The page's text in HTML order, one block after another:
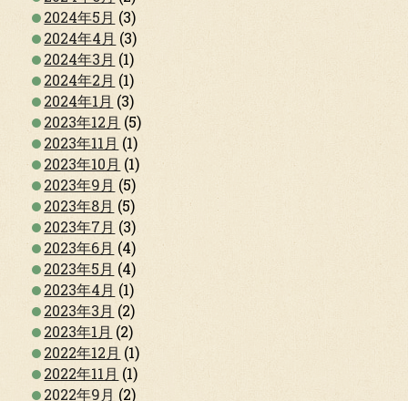
2024年5月 (3)
2024年4月 (3)
2024年3月 (1)
2024年2月 (1)
2024年1月 (3)
2023年12月 (5)
2023年11月 (1)
2023年10月 (1)
2023年9月 (5)
2023年8月 (5)
2023年7月 (3)
2023年6月 (4)
2023年5月 (4)
2023年4月 (1)
2023年3月 (2)
2023年1月 (2)
2022年12月 (1)
2022年11月 (1)
2022年9月 (2)